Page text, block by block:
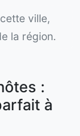
ville,
la région.
:
à